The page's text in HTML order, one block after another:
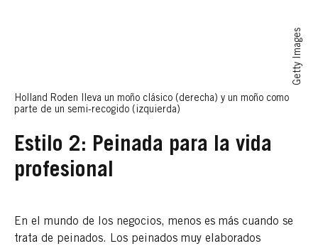
Getty Images
Holland Roden lleva un moño clásico (derecha) y un moño como
parte de un semi-recogido (izquierda)
Estilo 2: Peinada para la vida
profesional
En el mundo de los negocios, menos es más cuando se
trata de peinados. Los peinados muy elaborados